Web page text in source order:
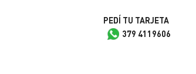
PEDÍ TU TARJETA
379 4119606